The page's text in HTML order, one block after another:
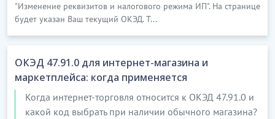
"Изменение реквизитов и налогового режима ИП". На странице
будет указан Ваш текущий ОКЭД. Т...
ОКЭД 47.91.0 для интернет-магазина и
маркетплейса: когда применяется
Когда интернет-торговля относится к ОКЭД 47.91.0 и
какой код выбрать при наличии обычного магазина?